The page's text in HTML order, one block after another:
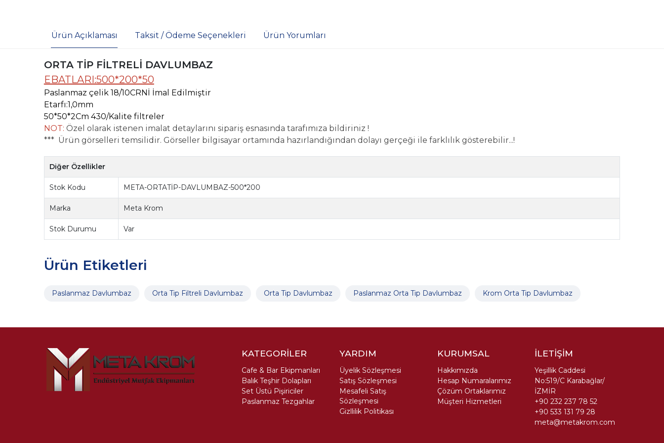
Ürün Açıklaması Taksit / Ödeme Seçenekleri Ürün Yorumları
ORTA TİP FİLTRELİ DAVLUMBAZ
EBATLARI:500*200*50
Paslanmaz çelik 18/10CRNİ İmal Edilmiştir
Etarfı:1,0mm
50*50*2Cm 430/Kalite filtreler
NOT: Özel olarak istenen imalat detaylarını sipariş esnasında tarafımıza bildiriniz !
*** Ürün görselleri temsilidir. Görseller bilgisayar ortamında hazırlandığından dolayı gerçeği ile farklılık gösterebilir...!
Diğer Özellikler
Stok Kodu META-ORTATİP-DAVLUMBAZ-500*200
Marka Meta Krom
Stok Durumu Var
Ürün Etiketleri
Paslanmaz Davlumbaz Orta Tip Filtreli Davlumbaz Orta Tip Davlumbaz Paslanmaz Orta Tip Davlumbaz Krom Orta Tip Davlumbaz
KATEGORİLER
Cafe & Bar Ekipmanları
Balık Teşhir Dolapları
Set Üstü Pişiriciler
Paslanmaz Tezgahlar
YARDIM
Üyelik Sözleşmesi
Satış Sözleşmesi
Mesafeli Satış
Sözleşmesi
Gizllilik Politikası
KURUMSAL
Hakkımızda
Hesap Numaralarımız
Çözüm Ortaklarımız
Müşteri Hizmetleri
İLETİŞİM
Yeşillik Caddesi
No:519/C Karabağlar/
İZMİR
+90 232 237 78 52
+90 533 131 79 28
meta@metakrom.com